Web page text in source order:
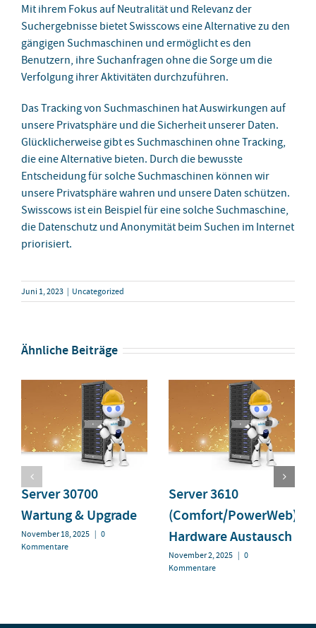
Mit ihrem Fokus auf Neutralität und Relevanz der
Suchergebnisse bietet Swisscows eine Alternative zu den
gängigen Suchmaschinen und ermöglicht es den
Benutzern, ihre Suchanfragen ohne die Sorge um die
Verfolgung ihrer Aktivitäten durchzuführen.
Das Tracking von Suchmaschinen hat Auswirkungen auf
unsere Privatsphäre und die Sicherheit unserer Daten.
Glücklicherweise gibt es Suchmaschinen ohne Tracking,
die eine Alternative bieten. Durch die bewusste
Entscheidung für solche Suchmaschinen können wir
unsere Privatsphäre wahren und unsere Daten schützen.
Swisscows ist ein Beispiel für eine solche Suchmaschine,
die Datenschutz und Anonymität beim Suchen im Internet
priorisiert.
Juni 1, 2023 | Uncategorized
Ähnliche Beiträge
Server 30700
Wartung & Upgrade
November 18, 2025 | 0
Kommentare
Server 3610
(Comfort/PowerWeb)
Hardware Austausch
November 2, 2025 | 0
Kommentare